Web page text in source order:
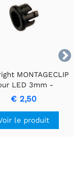

MONTAGECLIP
LED 3mm -
sans couture
et stabilité
€ 2,50
le produit